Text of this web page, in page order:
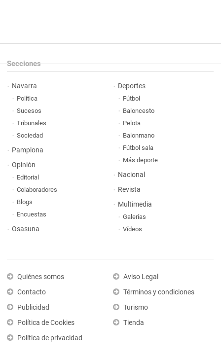
Secciones
Navarra
Política
Sucesos
Tribunales
Sociedad
Pamplona
Opinión
Editorial
Colaboradores
Blogs
Encuestas
Osasuna
Deportes
Fútbol
Baloncesto
Pelota
Balonmano
Fútbol sala
Más deporte
Nacional
Revista
Multimedia
Galerías
Vídeos
Quiénes somos
Contacto
Publicidad
Política de Cookies
Política de privacidad
Aviso Legal
Términos y condiciones
Turismo
Tienda